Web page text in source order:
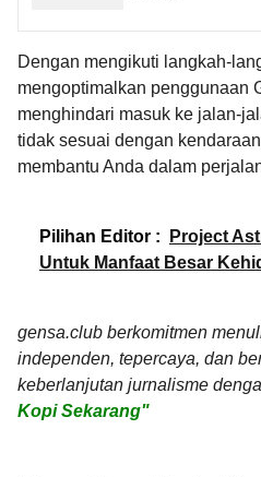
Dengan mengikuti langkah-
mengoptimalkan penggunaan
menghindari masuk ke jalan-
tidak sesuai dengan
membantu Anda dalam
Pilihan Editor :
Project
Untuk Manfaat Besar
gensa.club berkomitmen
independen, tepercaya, dan
keberlanjutan jurnalisme
Kopi Sekarang"